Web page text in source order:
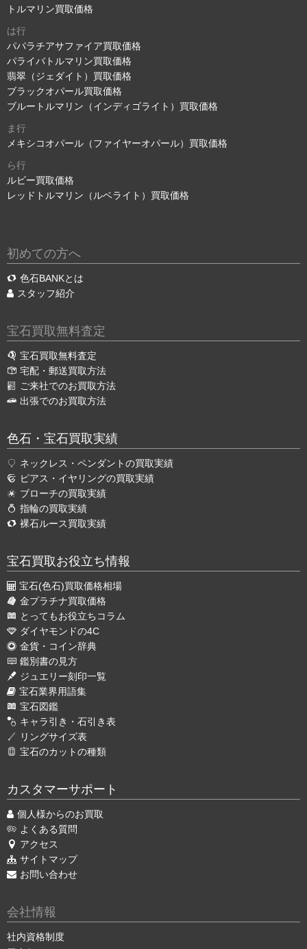
トルマリン買取価格
は行
パパラチアサファイア買取価格
パライバトルマリン買取価格
翡翠（ジェダイト）買取価格
ブラックオパール買取価格
ブルートルマリン（インディゴライト）買取価格
ま行
メキシコオパール（ファイヤーオパール）買取価格
ら行
ルビー買取価格
レッドトルマリン（ルベライト）買取価格
初めての方へ
色石BANKとは
スタッフ紹介
宝石買取無料査定
宝石買取無料査定
宅配・郵送買取方法
ご来社でのお買取方法
出張でのお買取方法
色石・宝石買取実績
ネックレス・ペンダントの買取実績
ピアス・イヤリングの買取実績
ブローチの買取実績
指輪の買取実績
裸石ルース買取実績
宝石買取お役立ち情報
宝石(色石)買取価格相場
金プラチナ買取価格
とってもお役立ちコラム
ダイヤモンドの4C
金貨・コイン辞典
鑑別書の見方
ジュエリー刻印一覧
宝石業界用語集
宝石図鑑
キャラ引き・石引き表
リングサイズ表
宝石のカットの種類
カスタマーサポート
個人様からのお買取
よくある質問
アクセス
サイトマップ
お問い合わせ
会社情報
社内資格制度